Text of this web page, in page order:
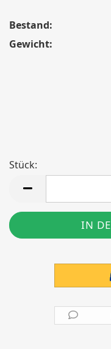
Bestand:
Gewicht:
Stück: